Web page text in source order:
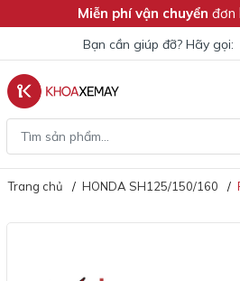
Miễn phí vận chuyển đơn
Bạn cần giúp đỡ? Hãy gọi:
Trang chủ HONDA SH125/150/160